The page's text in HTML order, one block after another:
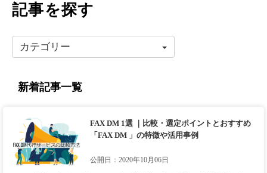
記事を探す
カテゴリー
新着記事一覧
FAX DM 1選 ｜比較・選定ポイントとおすすめ
「FAX DM 」の特徴や活用事例
公開日：2020年10月06日